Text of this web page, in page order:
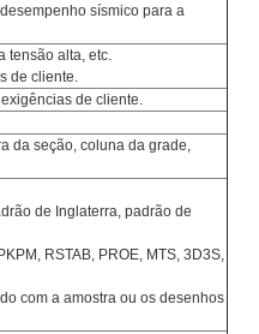
sísmico para a
tensão alta, etc.
de cliente.
de cliente.
da seção, coluna da grade,
de Inglaterra, padrão de
RSTAB, PROE, MTS, 3D3S,
com a amostra ou os desenhos